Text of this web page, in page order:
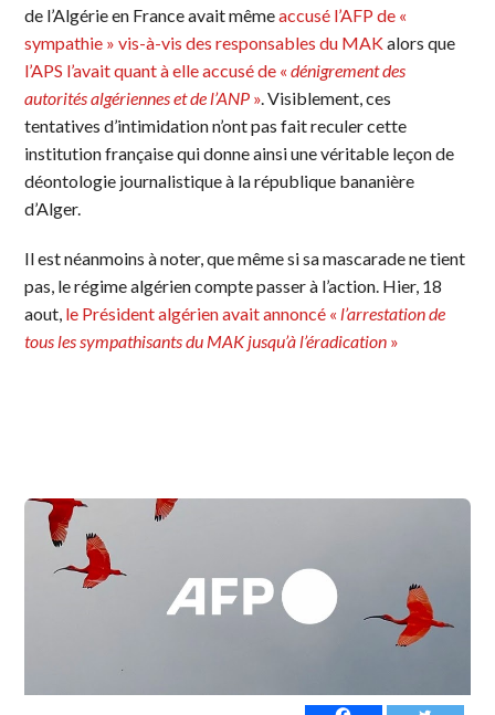
de l’Algérie en France avait mêmeaccusé l’AFP de «
sympathie » vis-à-vis des responsables du MAKalors que
l’APS l’avait quant à elle accusé de «dénigrement des
autorités algériennes et de l’ANP ». Visiblement, ces
tentatives d’intimidation n’ont pas fait reculer cette
institution française qui donne ainsi une véritable leçon de
déontologie journalistique à la république bananière
d’Alger.
Il est néanmoins à noter, que même si sa mascarade ne tient
pas, le régime algérien compte passer à l’action. Hier, 18
aout, le Président algérien avait annoncé « l’arrestation de
tous les sympathisants du MAK jusqu’à l’éradication »